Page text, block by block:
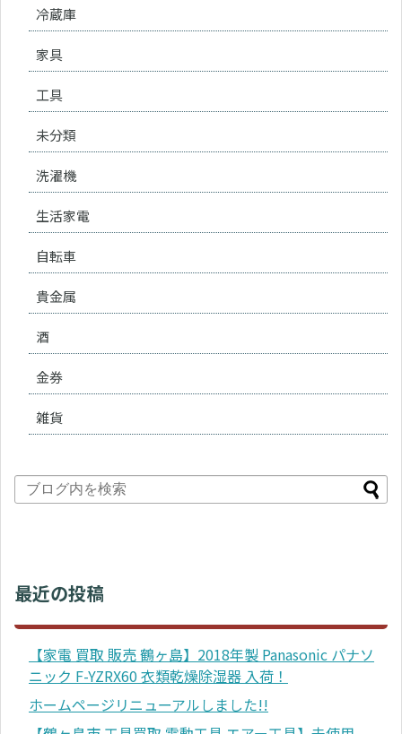
冷蔵庫
家具
工具
未分類
洗濯機
生活家電
自転車
貴金属
酒
金券
雑貨
最近の投稿
【家電 買取 販売 鶴ヶ島】2018年製 Panasonic パナソ
ニック F-YZRX60 衣類乾燥除湿器 入荷！
ホームページリニューアルしました!!